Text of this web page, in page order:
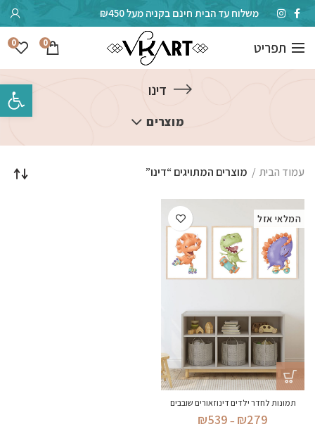
משלוח עד הבית חינם בקניה מעל ₪450
תפריט 0
0
דינו
מוצרים
עמוד הבית מוצרים המתויגים “דינו”
המלאי אזל
תמונות לחדר ילדים דינוזאורים שובבים
₪279
–
₪539
פתח